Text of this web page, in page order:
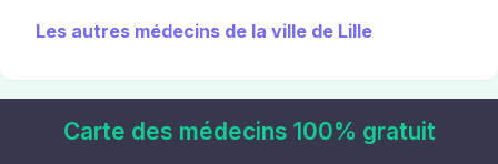
Les autres médecins de la ville de Lille
Carte des médecins 100% gratuit